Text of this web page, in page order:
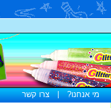
מי אנחנו? | צרו קשר